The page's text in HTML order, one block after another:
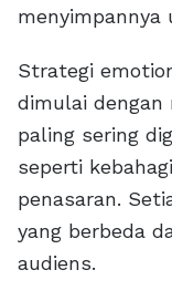
Strategi
dimulai dengan
paling sering
seperti
penasaran.
yang berbeda
audiens.